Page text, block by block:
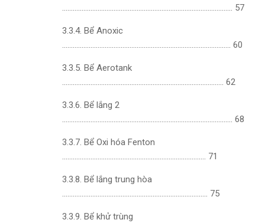
…………………………………………………………………………………… 57
3.3.4. Bể Anoxic
………………………………………………………………………………….. 60
3.3.5. Bể Aerotank
………………………………………………………………………………. 62
3.3.6. Bể lắng 2
…………………………………………………………………………………… 68
3.3.7. Bể Oxi hóa Fenton
……………………………………………………………………… 71
3.3.8. Bể lắng trung hòa
………………………………………………………………………. 75
3.3.9. Bể khử trùng